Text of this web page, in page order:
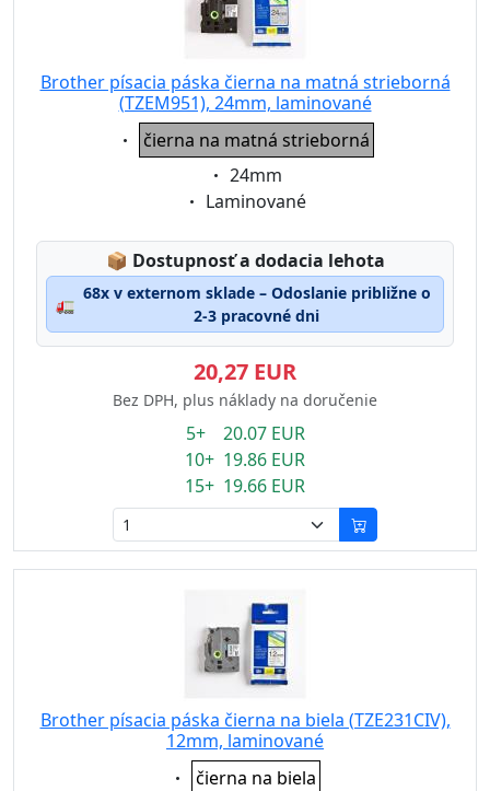
Brother písacia páska čierna na matná strieborná
(TZEM951), 24mm, laminované
Eigenschaft:
čierna na matná strieborná
Eigenschaft:
24mm
Eigenschaft:
Laminované
📦 Lagerstatus:
Dostupnosť a dodacia lehota
🚛
68x v externom sklade – Odoslanie približne o
2-3 pracovné dni
20,27 EUR
Bez DPH, plus náklady na doručenie
5+ 20.07 EUR
10+ 19.86 EUR
15+ 19.66 EUR
Brother písacia páska čierna na biela (TZE231CIV),
12mm, laminované
Eigenschaft:
čierna na biela